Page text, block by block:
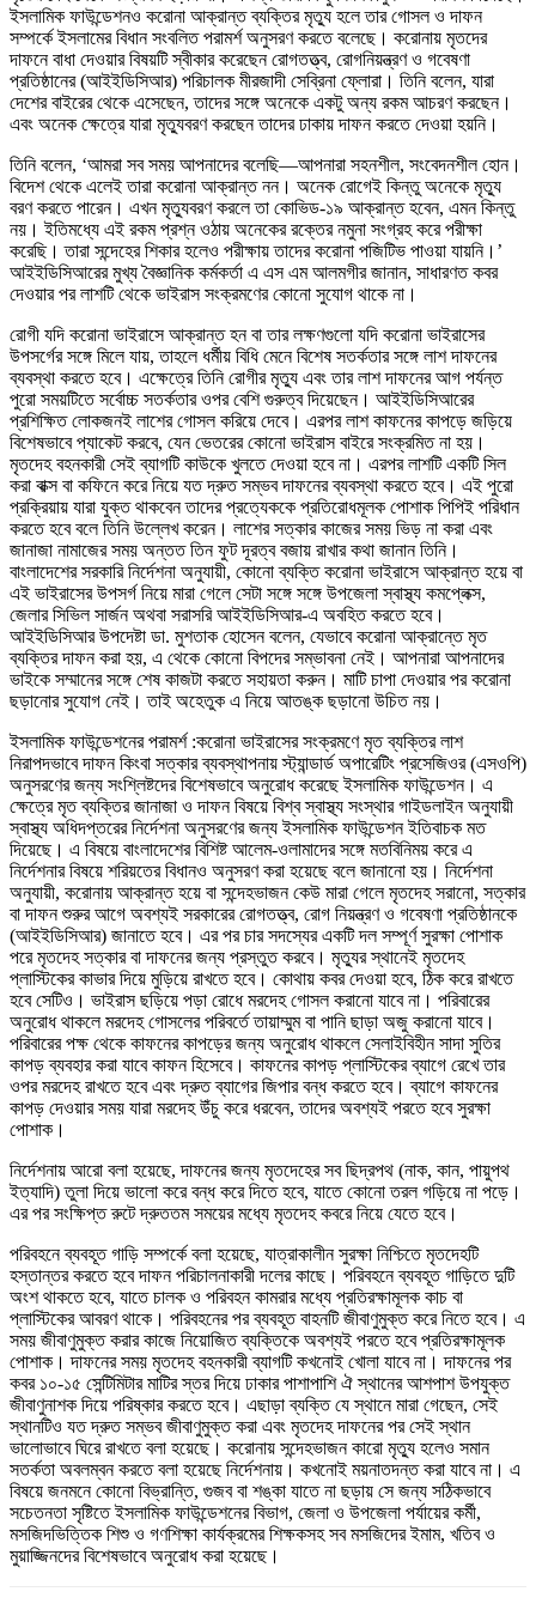
ইসলামিক ফাউন্ডেশনও করোনা আক্রান্ত ব্যক্তির মৃত্যু হলে তার গোসল ও দাফন
সম্পর্কে ইসলামের বিধান সংবলিত পরামর্শ অনুসরণ করতে বলেছে। করোনায় মৃতদের
দাফনে বাধা দেওয়ার বিষয়টি স্বীকার করেছেন রোগতত্ত্ব, রোগনিয়ন্ত্রণ ও গবেষণা
প্রতিষ্ঠানের (আইইডিসিআর) পরিচালক মীরজাদী সেব্রিনা ফ্লোরা। তিনি বলেন, যারা
দেশের বাইরের থেকে এসেছেন, তাদের সঙ্গে অনেকে একটু অন্য রকম আচরণ করছেন।
এবং অনেক ক্ষেত্রে যারা মৃত্যুবরণ করছেন তাদের ঢাকায় দাফন করতে দেওয়া হয়নি।
তিনি বলেন, ‘আমরা সব সময় আপনাদের বলেছি—আপনারা সহনশীল, সংবেদনশীল হোন।
বিদেশ থেকে এলেই তারা করোনা আক্রান্ত নন। অনেক রোগেই কিন্তু অনেকে মৃত্যু
বরণ করতে পারেন। এখন মৃত্যুবরণ করলে তা কোভিড-১৯ আক্রান্ত হবেন, এমন কিন্তু
নয়। ইতিমধ্যে এই রকম প্রশ্ন ওঠায় অনেকের রক্তের নমুনা সংগ্রহ করে পরীক্ষা
করেছি। তারা সন্দেহের শিকার হলেও পরীক্ষায় তাদের করোনা পজিটিভ পাওয়া যায়নি।’
আইইডিসিআরের মুখ্য বৈজ্ঞানিক কর্মকর্তা এ এস এম আলমগীর জানান, সাধারণত কবর
দেওয়ার পর লাশটি থেকে ভাইরাস সংক্রমণের কোনো সুযোগ থাকে না।
রোগী যদি করোনা ভাইরাসে আক্রান্ত হন বা তার লক্ষণগুলো যদি করোনা ভাইরাসের
উপসর্গের সঙ্গে মিলে যায়, তাহলে ধর্মীয় বিধি মেনে বিশেষ সতর্কতার সঙ্গে লাশ দাফনের
ব্যবস্থা করতে হবে। এক্ষেত্রে তিনি রোগীর মৃত্যু এবং তার লাশ দাফনের আগ পর্যন্ত
পুরো সময়টিতে সর্বোচ্চ সতর্কতার ওপর বেশি গুরুত্ব দিয়েছেন। আইইডিসিআরের
প্রশিক্ষিত লোকজনই লাশের গোসল করিয়ে দেবে। এরপর লাশ কাফনের কাপড়ে জড়িয়ে
বিশেষভাবে প্যাকেট করবে, যেন ভেতরের কোনো ভাইরাস বাইরে সংক্রমিত না হয়।
মৃতদেহ বহনকারী সেই ব্যাগটি কাউকে খুলতে দেওয়া হবে না। এরপর লাশটি একটি সিল
করা বাক্স বা কফিনে করে নিয়ে যত দ্রুত সম্ভব দাফনের ব্যবস্থা করতে হবে। এই পুরো
প্রক্রিয়ায় যারা যুক্ত থাকবেন তাদের প্রত্যেককে প্রতিরোধমূলক পোশাক পিপিই পরিধান
করতে হবে বলে তিনি উল্লেখ করেন। লাশের সত্কার কাজের সময় ভিড় না করা এবং
জানাজা নামাজের সময় অন্তত তিন ফুট দূরত্ব বজায় রাখার কথা জানান তিনি।
বাংলাদেশের সরকারি নির্দেশনা অনুযায়ী, কোনো ব্যক্তি করোনা ভাইরাসে আক্রান্ত হয়ে বা
এই ভাইরাসের উপসর্গ নিয়ে মারা গেলে সেটা সঙ্গে সঙ্গে উপজেলা স্বাস্থ্য কমপ্লেক্স,
জেলার সিভিল সার্জন অথবা সরাসরি আইইডিসিআর-এ অবহিত করতে হবে।
আইইডিসিআর উপদেষ্টা ডা. মুশতাক হোসেন বলেন, যেভাবে করোনা আক্রান্তে মৃত
ব্যক্তির দাফন করা হয়, এ থেকে কোনো বিপদের সম্ভাবনা নেই। আপনারা আপনাদের
ভাইকে সম্মানের সঙ্গে শেষ কাজটা করতে সহায়তা করুন। মাটি চাপা দেওয়ার পর করোনা
ছড়ানোর সুযোগ নেই। তাই অহেতুক এ নিয়ে আতঙ্ক ছড়ানো উচিত নয়।
ইসলামিক ফাউন্ডেশনের পরামর্শ :করোনা ভাইরাসের সংক্রমণে মৃত ব্যক্তির লাশ
নিরাপদভাবে দাফন কিংবা সত্কার ব্যবস্থাপনায় স্ট্যান্ডার্ড অপারেটিং প্রসেজিওর (এসওপি)
অনুসরণের জন্য সংশ্লিষ্টদের বিশেষভাবে অনুরোধ করেছে ইসলামিক ফাউন্ডেশন। এ
ক্ষেত্রে মৃত ব্যক্তির জানাজা ও দাফন বিষয়ে বিশ্ব স্বাস্থ্য সংস্থার গাইডলাইন অনুযায়ী
স্বাস্থ্য অধিদপ্তরের নির্দেশনা অনুসরণের জন্য ইসলামিক ফাউন্ডেশন ইতিবাচক মত
দিয়েছে। এ বিষয়ে বাংলাদেশের বিশিষ্ট আলেম-ওলামাদের সঙ্গে মতবিনিময় করে এ
নির্দেশনার বিষয়ে শরিয়তের বিধানও অনুসরণ করা হয়েছে বলে জানানো হয়। নির্দেশনা
অনুযায়ী, করোনায় আক্রান্ত হয়ে বা সন্দেহভাজন কেউ মারা গেলে মৃতদেহ সরানো, সত্কার
বা দাফন শুরুর আগে অবশ্যই সরকারের রোগতত্ত্ব, রোগ নিয়ন্ত্রণ ও গবেষণা প্রতিষ্ঠানকে
(আইইডিসিআর) জানাতে হবে। এর পর চার সদস্যের একটি দল সম্পূর্ণ সুরক্ষা পোশাক
পরে মৃতদেহ সত্কার বা দাফনের জন্য প্রস্তুত করবে। মৃত্যুর স্থানেই মৃতদেহ
প্লাস্টিকের কাভার দিয়ে মুড়িয়ে রাখতে হবে। কোথায় কবর দেওয়া হবে, ঠিক করে রাখতে
হবে সেটিও। ভাইরাস ছড়িয়ে পড়া রোধে মরদেহ গোসল করানো যাবে না। পরিবারের
অনুরোধ থাকলে মরদেহ গোসলের পরিবর্তে তায়াম্মুম বা পানি ছাড়া অজু করানো যাবে।
পরিবারের পক্ষ থেকে কাফনের কাপড়ের জন্য অনুরোধ থাকলে সেলাইবিহীন সাদা সুতির
কাপড় ব্যবহার করা যাবে কাফন হিসেবে। কাফনের কাপড় প্লাস্টিকের ব্যাগে রেখে তার
ওপর মরদেহ রাখতে হবে এবং দ্রুত ব্যাগের জিপার বন্ধ করতে হবে। ব্যাগে কাফনের
কাপড় দেওয়ার সময় যারা মরদেহ উঁচু করে ধরবেন, তাদের অবশ্যই পরতে হবে সুরক্ষা
পোশাক।
নির্দেশনায় আরো বলা হয়েছে, দাফনের জন্য মৃতদেহের সব ছিদ্রপথ (নাক, কান, পায়ুপথ
ইত্যাদি) তুলা দিয়ে ভালো করে বন্ধ করে দিতে হবে, যাতে কোনো তরল গড়িয়ে না পড়ে।
এর পর সংক্ষিপ্ত রুটে দ্রুততম সময়ের মধ্যে মৃতদেহ কবরে নিয়ে যেতে হবে।
পরিবহনে ব্যবহূত গাড়ি সম্পর্কে বলা হয়েছে, যাত্রাকালীন সুরক্ষা নিশ্চিতে মৃতদেহটি
হস্তান্তর করতে হবে দাফন পরিচালনাকারী দলের কাছে। পরিবহনে ব্যবহূত গাড়িতে দুটি
অংশ থাকতে হবে, যাতে চালক ও পরিবহন কামরার মধ্যে প্রতিরক্ষামূলক কাচ বা
প্লাস্টিকের আবরণ থাকে। পরিবহনের পর ব্যবহূত বাহনটি জীবাণুমুক্ত করে নিতে হবে। এ
সময় জীবাণুমুক্ত করার কাজে নিয়োজিত ব্যক্তিকে অবশ্যই পরতে হবে প্রতিরক্ষামূলক
পোশাক। দাফনের সময় মৃতদেহ বহনকারী ব্যাগটি কখনোই খোলা যাবে না। দাফনের পর
কবর ১০-১৫ সেন্টিমিটার মাটির স্তর দিয়ে ঢাকার পাশাপাশি ঐ স্থানের আশপাশ উপযুক্ত
জীবাণুনাশক দিয়ে পরিষ্কার করতে হবে। এছাড়া ব্যক্তি যে স্থানে মারা গেছেন, সেই
স্থানটিও যত দ্রুত সম্ভব জীবাণুমুক্ত করা এবং মৃতদেহ দাফনের পর সেই স্থান
ভালোভাবে ঘিরে রাখতে বলা হয়েছে। করোনায় সন্দেহভাজন কারো মৃত্যু হলেও সমান
সতর্কতা অবলম্বন করতে বলা হয়েছে নির্দেশনায়। কখনোই ময়নাতদন্ত করা যাবে না। এ
বিষয়ে জনমনে কোনো বিভ্রান্তি, গুজব বা শঙ্কা যাতে না ছড়ায় সে জন্য সঠিকভাবে
সচেতনতা সৃষ্টিতে ইসলামিক ফাউন্ডেশনের বিভাগ, জেলা ও উপজেলা পর্যায়ের কর্মী,
মসজিদভিত্তিক শিশু ও গণশিক্ষা কার্যক্রমের শিক্ষকসহ সব মসজিদের ইমাম, খতিব ও
মুয়াজ্জিনদের বিশেষভাবে অনুরোধ করা হয়েছে।